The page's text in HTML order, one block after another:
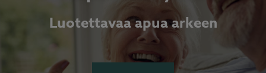
Luotettavaa apua arkeen